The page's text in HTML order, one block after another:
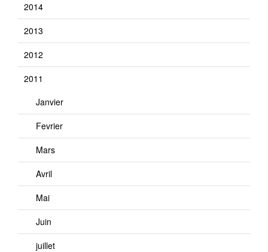
2014
2013
2012
2011
Janvier
Fevrier
Mars
Avril
Mai
Juin
juillet